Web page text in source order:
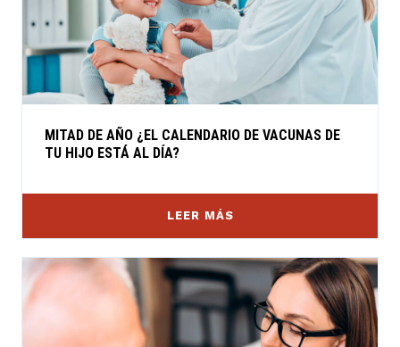
MITAD DE AÑO ¿EL CALENDARIO DE VACUNAS DE
TU HIJO ESTÁ AL DÍA?
LEER MÁS